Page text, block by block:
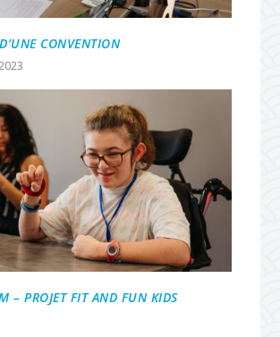
CONVENTION
– PROJET FIT AND FUN KIDS